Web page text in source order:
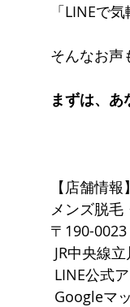
「LINEで
そんなお声
まずは、
【店舗情報】
メンズ脱毛
〒190-
JR中央線
LINE公式
Googleマ